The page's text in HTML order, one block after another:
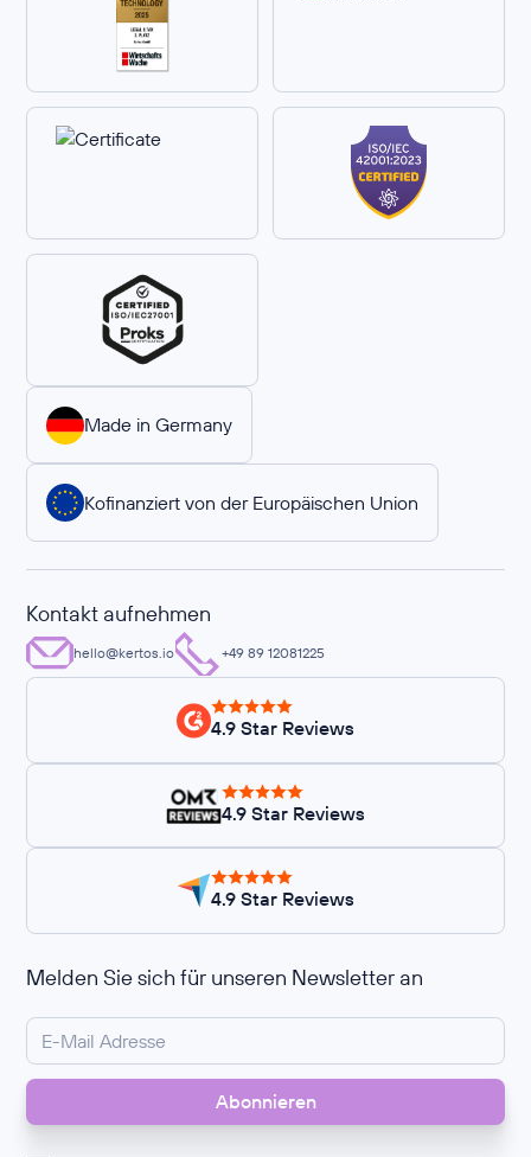
Made in Germany
Kofinanziert von der Europäischen Union
Kontakt aufnehmen
hello@kertos.io +49 89 12081225
4.9 Star Reviews
4.9 Star Reviews
4.9 Star Reviews
Melden Sie sich für unseren Newsletter an